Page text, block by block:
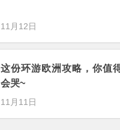
11月12日
这份环游欧洲攻略，你值
会哭~
11月11日